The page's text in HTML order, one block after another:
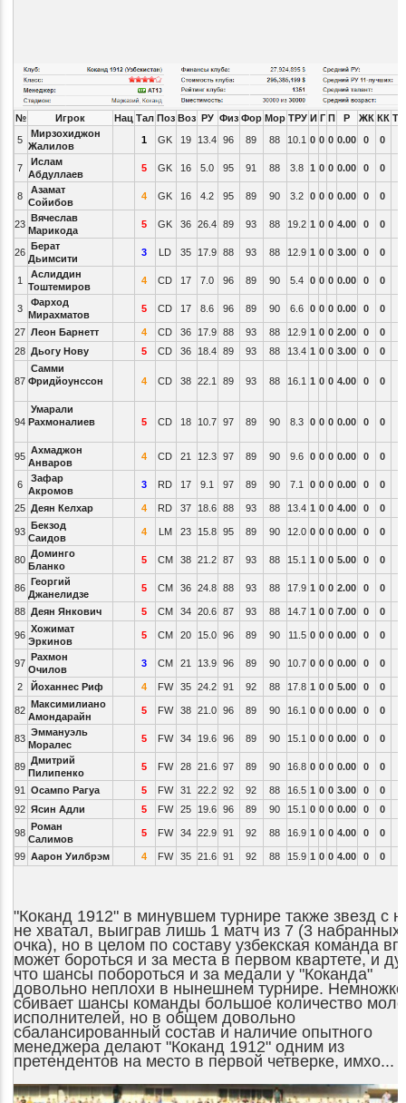
№ Игрок Нац Тал Поз Воз РУ Физ Фор Мор ТРУ И Г П Р ЖК КК ТС
5
Мирзохиджон
Жалилов
1 GK 19 13.4 96 89 88 10.1 0 0 0 0.00 0 0
7
Ислам
Абдуллаев
5 GK 16 5.0 95 91 88 3.8 1 0 0 0.00 0 0
8
Азамат
Сойибов
4 GK 16 4.2 95 89 90 3.2 0 0 0 0.00 0 0
23
Вячеслав
Марикода
5 GK 36 26.4 89 93 88 19.2 1 0 0 4.00 0 0
26
Берат
Дьимсити
3 LD 35 17.9 88 93 88 12.9 1 0 0 3.00 0 0
1
Аслиддин
Тоштемиров
4 CD 17 7.0 96 89 90 5.4 0 0 0 0.00 0 0
3
Фарход
Мирахматов
5 CD 17 8.6 96 89 90 6.6 0 0 0 0.00 0 0
27 Леон Барнетт 4 CD 36 17.9 88 93 88 12.9 1 0 0 2.00 0
0
28 Дьогу Нову 5 CD 36 18.4 89 93 88 13.4 1 0 0 3.00 0 0
87
Самми
Фридйоунссон
4 CD 38 22.1 89 93 88 16.1 1 0 0 4.00 0 0
94
Умарали
Рахмоналиев
5 CD 18 10.7 97 89 90 8.3 0 0 0 0.00 0 0
95
Ахмаджон
Анваров
4 CD 21 12.3 97 89 90 9.6 0 0 0 0.00 0 0
6
Зафар
Акромов
3 RD 17 9.1 97 89 90 7.1 0 0 0 0.00 0 0
25 Деян Келхар 4 RD 37 18.6 88 93 88 13.4 1 0 0 4.00 0 0
93
Бекзод
Саидов
4 LM 23 15.8 95 89 90 12.0 0 0 0 0.00 0 0
80
Доминго
Бланко
5 CM 38 21.2 87 93 88 15.1 1 0 0 5.00 0 0
86
Георгий
Джанелидзе
5 CM 36 24.8 88 93 88 17.9 1 0 0 2.00 0 0
88 Деян Янкович 5 CM 34 20.6 87 93 88 14.7 1 0 0 7.00 0 0
96
Хожимат
Эркинов
5 CM 20 15.0 96 89 90 11.5 0 0 0 0.00 0 0
97
Рахмон
Очилов
3 CM 21 13.9 96 89 90 10.7 0 0 0 0.00 0 0
2 Йоханнес Риф 4 FW 35 24.2 91 92 88 17.8 1 0 0 5.00 0 0
82
Максимилиано
Амондарайн
5 FW 38 21.0 96 89 90 16.1 0 0 0 0.00 0 0
83
Эммануэль
Моралес
5 FW 34 19.6 96 89 90 15.1 0 0 0 0.00 0 0
89
Дмитрий
Пилипенко
5 FW 28 21.6 97 89 90 16.8 0 0 0 0.00 0 0
91 Осампо Рагуа 5 FW 31 22.2 92 92 88 16.5 1 0 0 3.00 0
0
92 Ясин Адли 5 FW 25 19.6 96 89 90 15.1 0 0 0 0.00 0 0
98
Роман
Салимов
5 FW 34 22.9 91 92 88 16.9 1 0 0 4.00 0 0
99 Аарон Уилбрэм 4 FW 35 21.6 91 92 88 15.9 1 0 0 4.00 0 0
"Коканд 1912" в минувшем турнире также звезд с
не хватал, выиграв лишь 1 матч из 7 (3 набранных
очка), но в целом по составу узбекская команда
может бороться и за места в первом квартете, и
что шансы побороться и за медали у "Коканда"
довольно неплохи в нынешнем турнире. Немножко
сбивает шансы команды большое количество
исполнителей, но в общем довольно
сбалансированный состав и наличие опытного
менеджера делают "Коканд 1912" одним из
претендентов на место в первой четверке, имхо...